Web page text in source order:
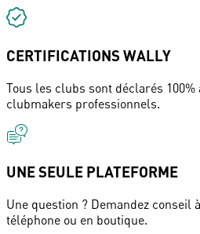
CERTIFICATIONS WALLY
Tous les clubs sont déclarés
clubmakers professionnels.
UNE SEULE PLATEFORME
Une question ? Demandez conseil
téléphone ou en boutique.